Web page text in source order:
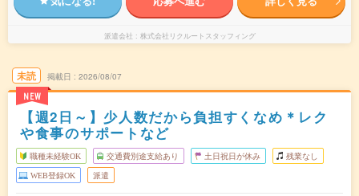
派遣会社 株式会社リクルートスタッフィング
未読
NEW
掲載日 2026/08/07
【週2日～】少人数だから負担すくなめ＊レク
や食事のサポートなど
職種未経験OK 交通費別途支給あり 土日祝日が休み 残業なし
WEB登録OK 派遣